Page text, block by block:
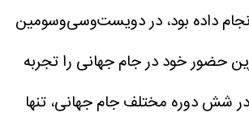
داده بود، در دویست‌وسی‌وسومین
حضور خود در جام جهانی را تجربه
شش دوره مختلف جام جهانی، تنها